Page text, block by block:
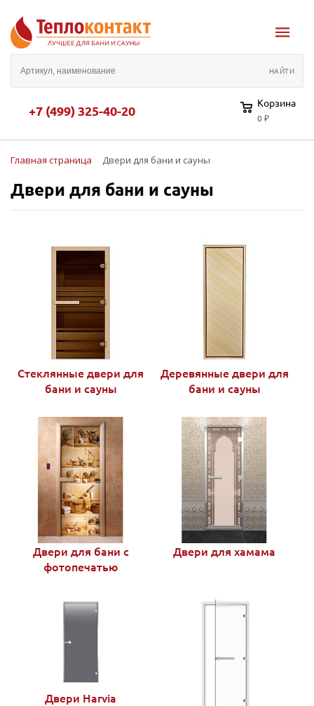
+7 (499) 325-40-20 Корзина
0 ₽
Главная страница Двери для бани и сауны
Двери для бани и сауны
Стеклянные двери для
бани и сауны
Деревянные двери для
бани и сауны
Двери для бани с
фотопечатью
Двери для хамама
Двери Harvia